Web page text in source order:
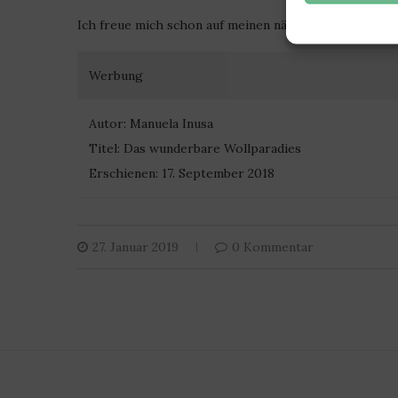
Ich freue mich schon auf meinen nächsten Besuch,
Werbung
Autor: Manuela Inusa
Titel: Das wunderbare Wollparadies
Erschienen: 17. September 2018
27. Januar 2019 0 Kommentar